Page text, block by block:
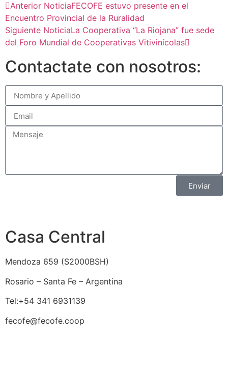
Anterior NoticiaFECOFE estuvo presente en el
Encuentro Provincial de la Ruralidad
Siguiente NoticiaLa Cooperativa “La Riojana” fue sede
del Foro Mundial de Cooperativas Vitivinícolas
Casa Central
Mendoza 659 (S2000BSH)
Rosario – Santa Fe – Argentina
Tel:+54 341 6931139
fecofe@fecofe.coop
Contactate con nosotros:
Enviar